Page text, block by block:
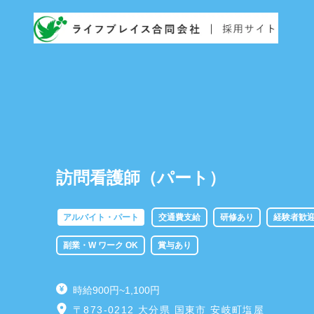
訪問看護師（パート）
アルバイト・パート 交通費支給 研修あり 経験者歓
副業・W ワーク OK 賞与あり
時給900円~1,100円
〒873-0212 大分県 国東市 安岐町塩屋